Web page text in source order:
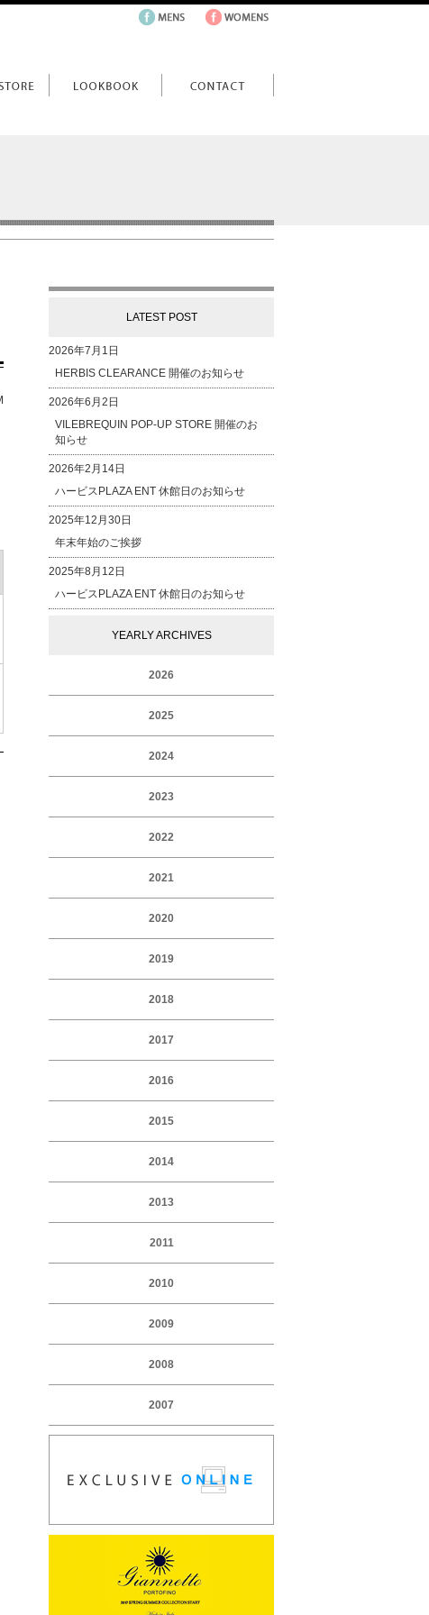
LATEST POST
2026年7月1日
HERBIS CLEARANCE 開催のお知らせ
2026年6月2日
VILEBREQUIN POP-UP STORE 開催のお
知らせ
2026年2月14日
ハービスPLAZA ENT 休館日のお知らせ
2025年12月30日
年末年始のご挨拶
2025年8月12日
ハービスPLAZA ENT 休館日のお知らせ
YEARLY ARCHIVES
2026
2025
2024
2023
2022
2021
2020
2019
2018
2017
2016
2015
2014
2013
2011
2010
2009
2008
2007